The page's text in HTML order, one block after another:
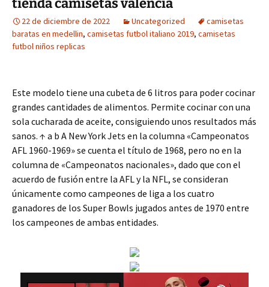
tienda camisetas valencia
22 de diciembre de 2022 Uncategorized
camisetas
baratas en medellin, camisetas futbol italiano 2019, camisetas
futbol niños replicas
Este modelo tiene una cubeta de 6 litros para poder cocinar
grandes cantidades de alimentos. Permite cocinar con una
sola cucharada de aceite, consiguiendo unos resultados más
sanos. ↑ a b A New York Jets en la columna «Campeonatos
AFL 1960-1969» se cuenta el título de 1968, pero no en la
columna de «Campeonatos nacionales», dado que con el
acuerdo de fusión entre la AFL y la NFL, se consideran
únicamente como campeones de liga a los cuatro
ganadores de los Super Bowls jugados antes de 1970 entre
los campeones de ambas entidades.